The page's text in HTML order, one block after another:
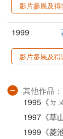
影片參展及
1999
影片參展及
其他作品：
1995《ㄉ
1997《草
1999《菱